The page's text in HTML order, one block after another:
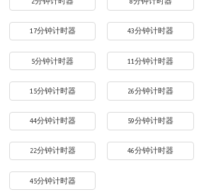
17分钟计时器 43分钟计时器
5分钟计时器 11分钟计时器
15分钟计时器 26分钟计时器
44分钟计时器 59分钟计时器
22分钟计时器 46分钟计时器
45分钟计时器